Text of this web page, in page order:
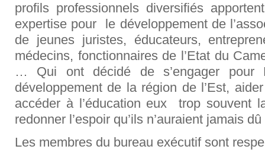
profils professionnels diversifiés
expertise pour le développement de
de jeunes juristes, éducateurs,
médecins, fonctionnaires de l’Etat du
… Qui ont décidé de s’engager pour
développement de la région de l’Est,
accéder à l’éducation eux trop souvent
redonner l’espoir qu’ils n’auraient jamais
Les membres du bureau exécutif sont